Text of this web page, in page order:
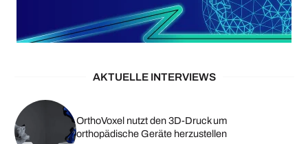
AKTUELLE INTERVIEWS
OrthoVoxel nutzt den 3D-Druck um
orthopädische Geräte herzustellen